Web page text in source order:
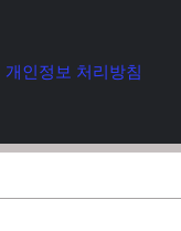
개인정보 처리방침